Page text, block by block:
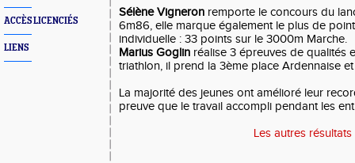
ACCÈS LICENCIÉS
LIENS
Sélène Vigneron remporte le concours du
6m86, elle marque également le plus de
individuelle : 33 points sur le 3000m Marche.
Marius Goglin réalise 3 épreuves de qualités
triathlon, il prend la 3ème place Ardennaise
La majorité des jeunes ont amélioré leur
preuve que le travail accompli pendant les
Les autres résultats